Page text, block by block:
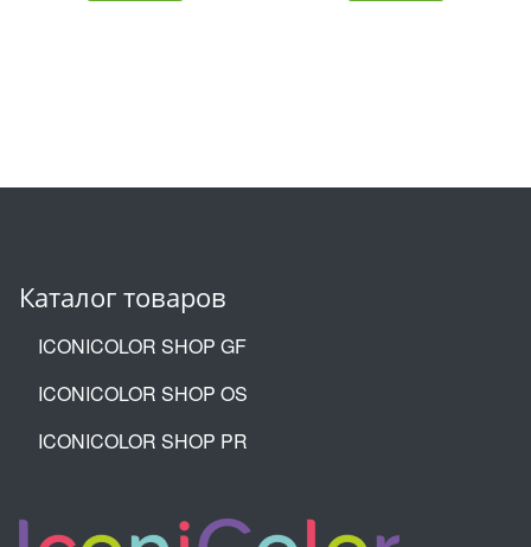
Каталог товаров
ICONICOLOR SHOP GF
ICONICOLOR SHOP OS
ICONICOLOR SHOP PR